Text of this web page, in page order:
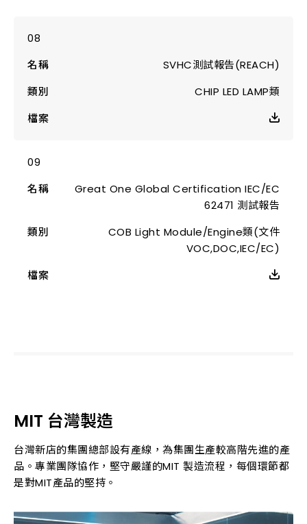
SVHC測試報告(REACH)
CHIP LED LAMP類
Great One Global Certification IEC/EC
62471 測試報告
COB Light Module/Engine類(文件
VOC,DOC,IEC/EC)
MIT 台灣製造
台灣新店的集團總部設有產線，為集團生產較高階先進的產
品。專業團隊協作，堅守嚴謹的MIT 製造流程，每個環節都
是對MIT產品的堅持。